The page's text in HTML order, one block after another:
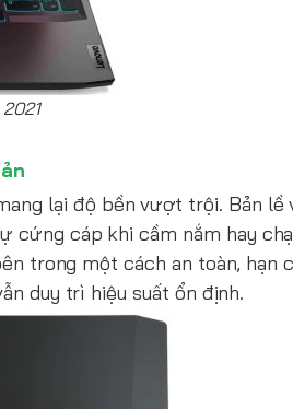
lại độ bền vượt trội. Bản lề
cứng cáp khi cầm nắm hay
trong một cách an toàn, hạn
duy trì hiệu suất ổn định.